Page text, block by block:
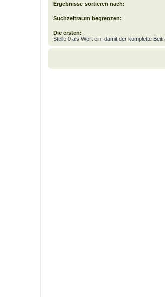
Ergebnisse sortieren nach:
Suchzeitraum begrenzen:
Die ersten:
Stelle 0 als Wert ein, damit der komplette